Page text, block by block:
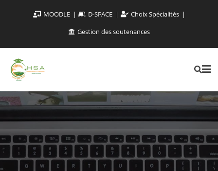
MOODLE D-SPACE
Choix Spécialités
Gestion des soutenances